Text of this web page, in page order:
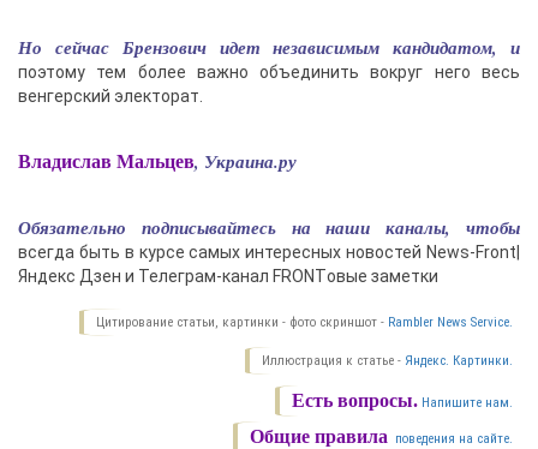
Но сейчас Брензович идет независимым кандидатом, и
поэтому тем более важно объединить вокруг него весь
венгерский электорат.
Владислав Мальцев, Украина.ру
Обязательно подписывайтесь на наши каналы, чтобы
всегда быть в курсе самых интересных новостей News-Front|
Яндекс Дзен и Телеграм-канал FRONTовые заметки
Цитирование статьи, картинки - фото скриншот - Rambler News Service.
Иллюстрация к статье - Яндекс. Картинки.
Есть вопросы. Напишите нам.
Общие правила поведения на сайте.